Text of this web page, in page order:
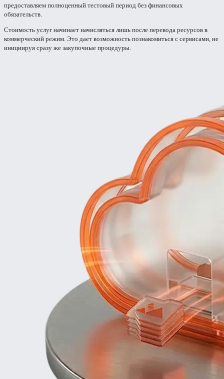
предоставляем полноценный тестовый период без финансовых
обязательств.
Стоимость услуг начинает начисляться лишь после перевода ресурсов в
коммерческий режим. Это дает возможность познакомиться с сервисами, не
инициируя сразу же закупочные процедуры.